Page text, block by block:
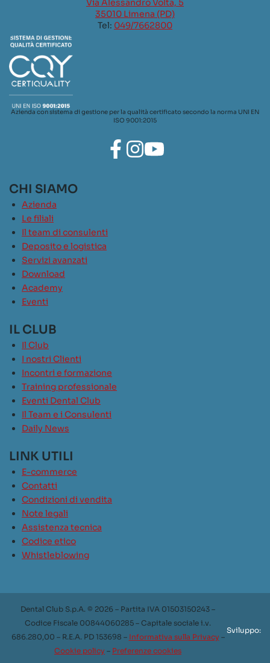
Via Alessandro Volta, 5
35010 Limena (PD)
Tel: 049/7662800
Azienda con sistema di gestione per la qualità certificato secondo la norma UNI EN
ISO 9001:2015
CHI SIAMO
Azienda
Le filiali
Il team di consulenti
Deposito e logistica
Servizi avanzati
Download
Academy
Eventi
IL CLUB
Il Club
I nostri Clienti
Incontri e formazione
Training professionale
Eventi Dental Club
Il Team e i Consulenti
Daily News
LINK UTILI
E-commerce
Contatti
Condizioni di vendita
Note legali
Assistenza tecnica
Codice etico
Whistleblowing
Dental Club S.p.A. © 2026 – Partita IVA 01503150243 –
Codice Fiscale 00844060285 – Capitale sociale i.v.
686.280,00 – R.E.A. PD 153698 – Informativa sulla Privacy –
Cookie policy – Preferenze cookies
Sviluppo: